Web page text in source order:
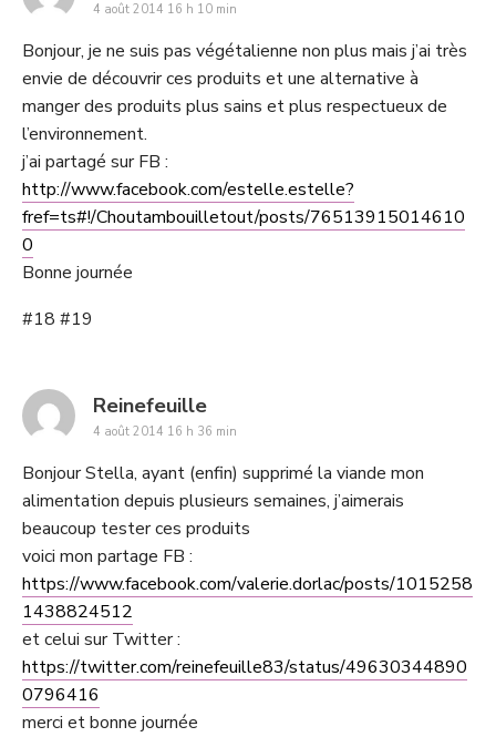
4 août 2014 16 h 10 min
Bonjour, je ne suis pas végétalienne non plus mais j’ai très
envie de découvrir ces produits et une alternative à
manger des produits plus sains et plus respectueux de
l’environnement.
j’ai partagé sur FB :
http://www.facebook.com/estelle.estelle?
fref=ts#!/Choutambouilletout/posts/76513915014610
0
Bonne journée
#18 #19
Reinefeuillesays:
4 août 2014 16 h 36 min
Bonjour Stella, ayant (enfin) supprimé la viande mon
alimentation depuis plusieurs semaines, j’aimerais
beaucoup tester ces produits
voici mon partage FB :
https://www.facebook.com/valerie.dorlac/posts/1015258
1438824512
et celui sur Twitter :
https://twitter.com/reinefeuille83/status/49630344890
0796416
merci et bonne journée